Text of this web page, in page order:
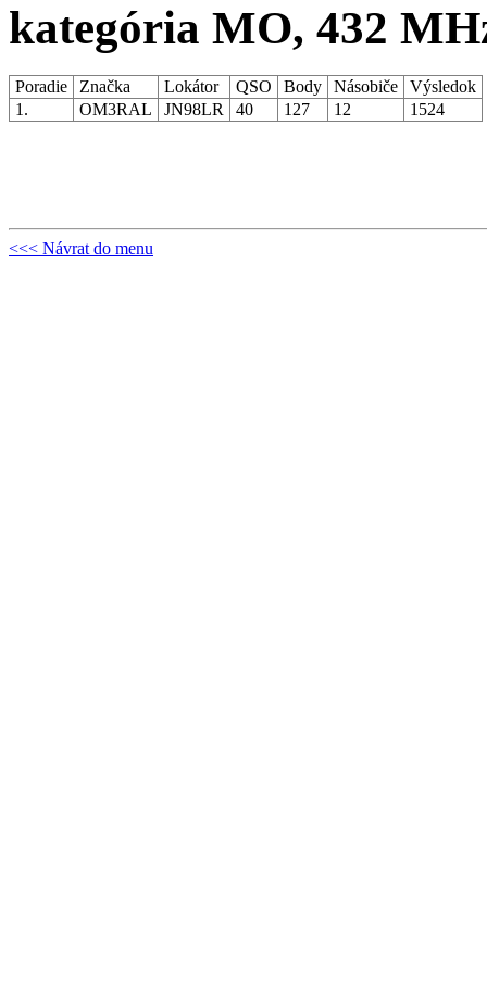
kategória MO, 432
Poradie Značka Lokátor QSO Body Násobiče
Výsledok
1.
OM3RAL JN98LR 40 127 12 1524
<<< Návrat do menu